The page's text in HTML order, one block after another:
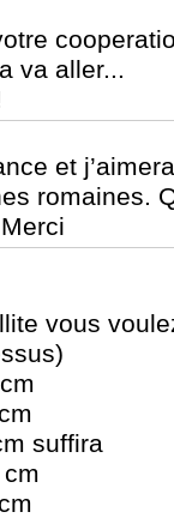
va aller...
et
romaines.
vous
suffira